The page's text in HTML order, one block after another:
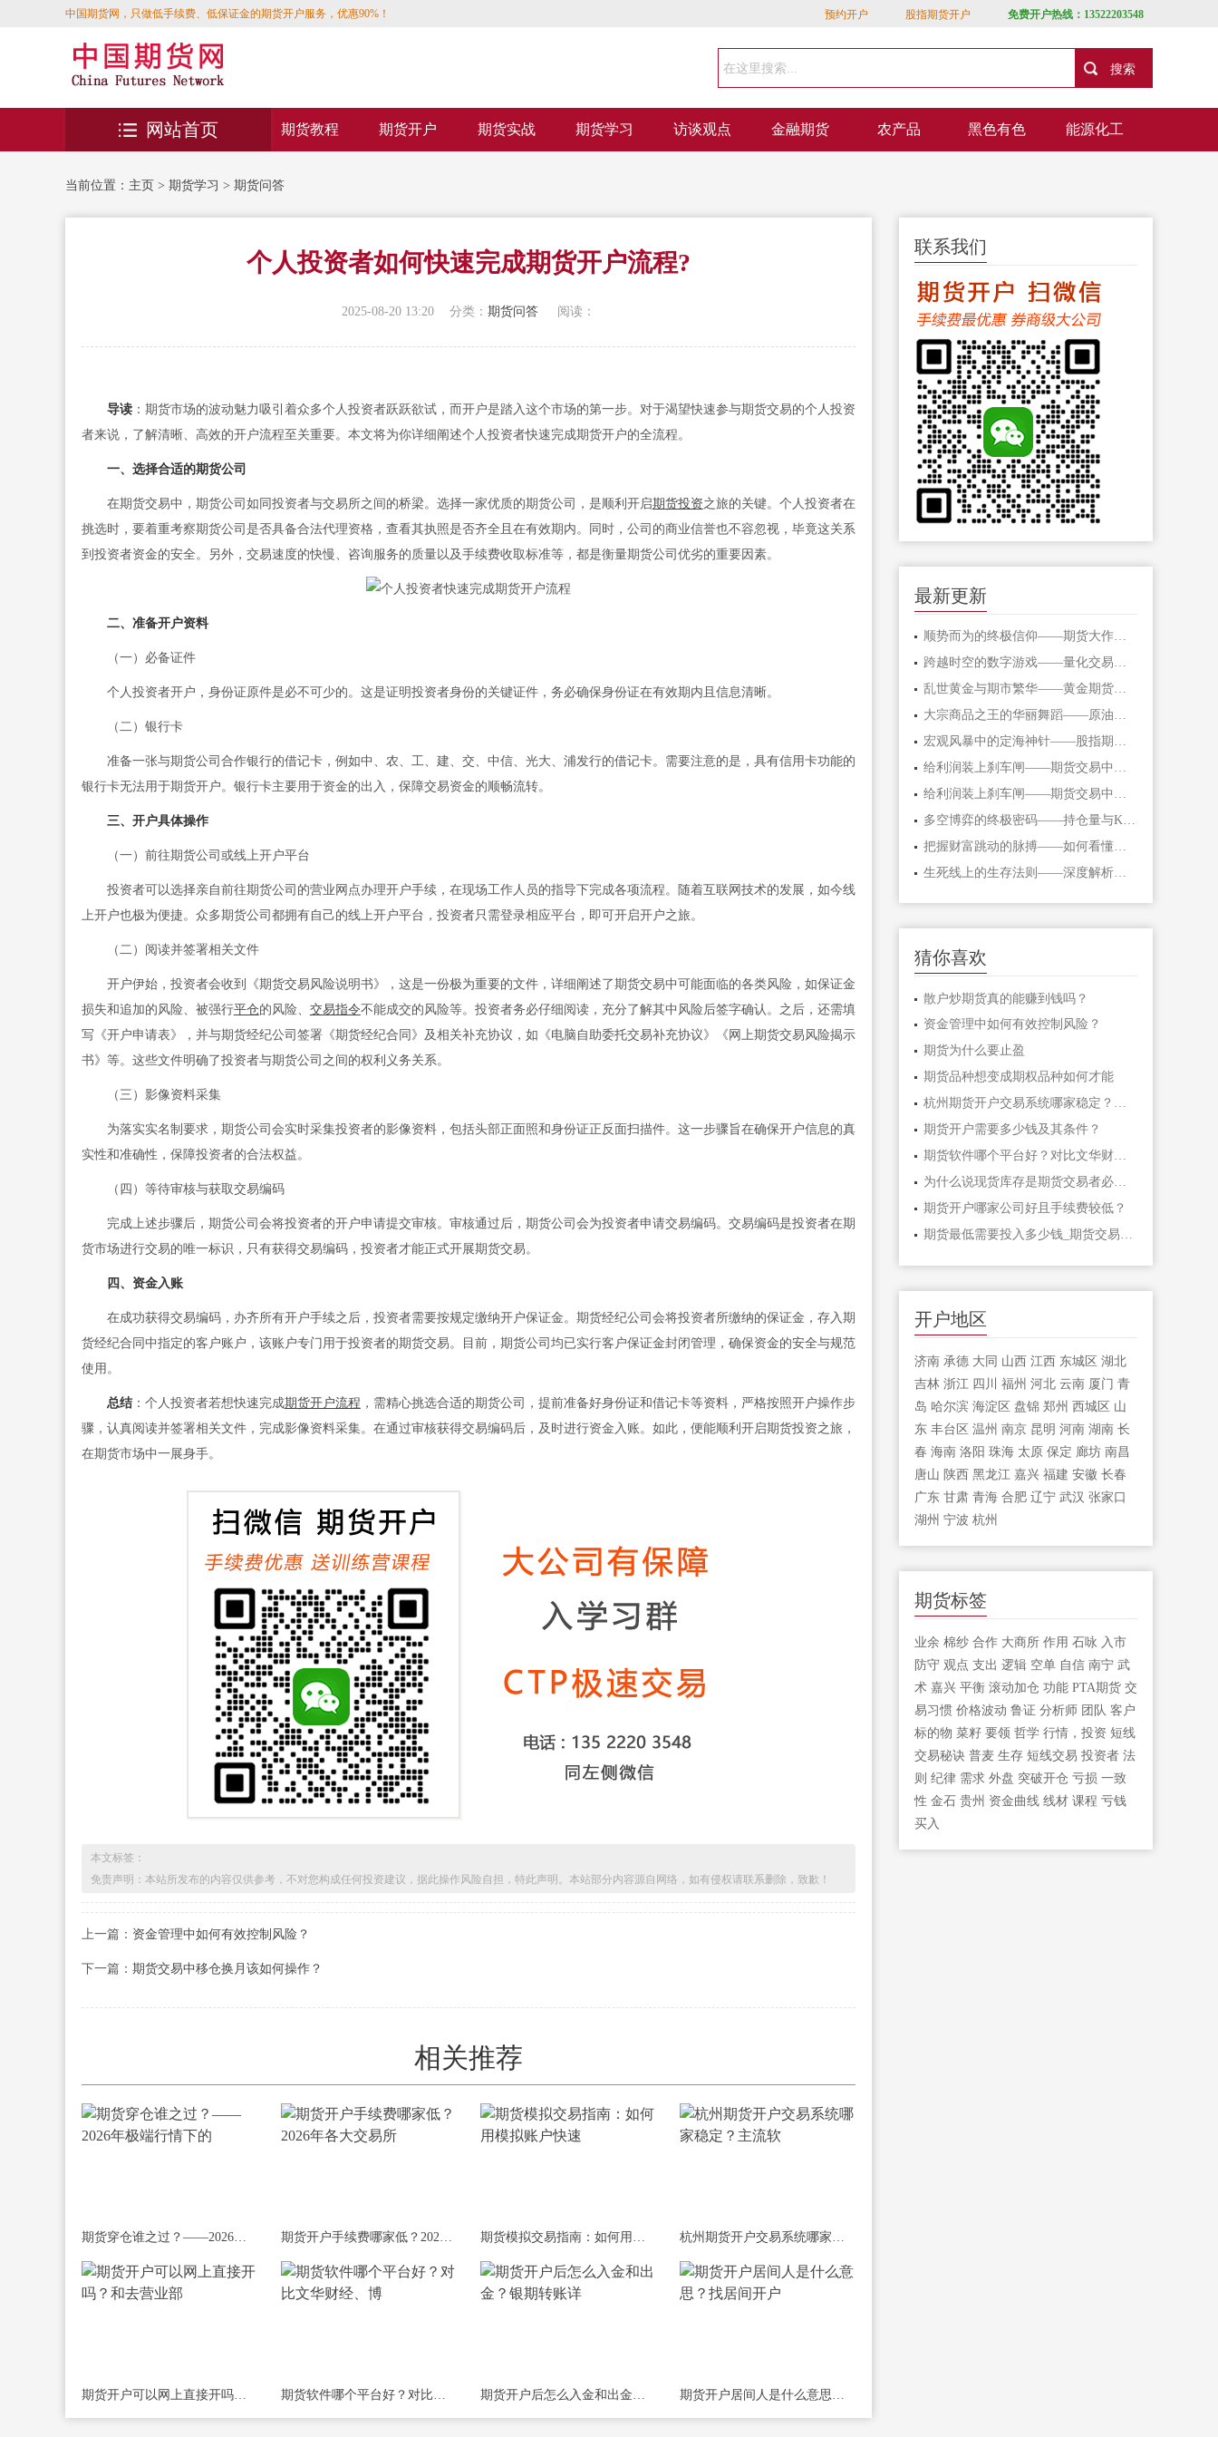
中国期货网，只做低手续费、低保证金的期货开户服务，优惠90%！ 预约开户 股指期货开户 免费开户热线：13522203548
期货教程 期货开户 期货实战 期货学习 访谈观点 金融期货 农产品 黑色有色 能源化工
网站首页
当前位置： 主页 > 期货学习 > 期货问答
个人投资者如何快速完成期货开户流程?
2025-08-20 13:20 分类： 期货问答 阅读：
导读：期货市场的波动魅力吸引着众多个人投资者跃跃欲试，而开户是踏入这个市场的第一步。对于渴望快速参与期货交易的个人投资
者来说，了解清晰、高效的开户流程至关重要。本文将为你详细阐述个人投资者快速完成期货开户的全流程。
一、选择合适的期货公司
在期货交易中，期货公司如同投资者与交易所之间的桥梁。选择一家优质的期货公司，是顺利开启期货投资之旅的关键。个人投资者在
挑选时，要着重考察期货公司是否具备合法代理资格，查看其执照是否齐全且在有效期内。同时，公司的商业信誉也不容忽视，毕竟这关系
到投资者资金的安全。另外，交易速度的快慢、咨询服务的质量以及手续费收取标准等，都是衡量期货公司优劣的重要因素。
二、准备开户资料
（一）必备证件
个人投资者开户，身份证原件是必不可少的。这是证明投资者身份的关键证件，务必确保身份证在有效期内且信息清晰。
（二）银行卡
准备一张与期货公司合作银行的借记卡，例如中、农、工、建、交、中信、光大、浦发行的借记卡。需要注意的是，具有信用卡功能的
银行卡无法用于期货开户。银行卡主要用于资金的出入，保障交易资金的顺畅流转。
三、开户具体操作
（一）前往期货公司或线上开户平台
投资者可以选择亲自前往期货公司的营业网点办理开户手续，在现场工作人员的指导下完成各项流程。随着互联网技术的发展，如今线
上开户也极为便捷。众多期货公司都拥有自己的线上开户平台，投资者只需登录相应平台，即可开启开户之旅。
（二）阅读并签署相关文件
开户伊始，投资者会收到《期货交易风险说明书》，这是一份极为重要的文件，详细阐述了期货交易中可能面临的各类风险，如保证金
损失和追加的风险、被强行平仓的风险、 交易指令不能成交的风险等。投资者务必仔细阅读，充分了解其中风险后签字确认。之后，还需填
写《开户申请表》，并与期货经纪公司签署《期货经纪合同》及相关补充协议，如《电脑自助委托交易补充协议》《网上期货交易风险揭示
书》等。这些文件明确了投资者与期货公司之间的权利义务关系。
（三）影像资料采集
为落实实名制要求，期货公司会实时采集投资者的影像资料，包括头部正面照和身份证正反面扫描件。这一步骤旨在确保开户信息的真
实性和准确性，保障投资者的合法权益。
（四）等待审核与获取交易编码
完成上述步骤后，期货公司会将投资者的开户申请提交审核。审核通过后，期货公司会为投资者申请交易编码。交易编码是投资者在期
货市场进行交易的唯一标识，只有获得交易编码，投资者才能正式开展期货交易。
四、资金入账
在成功获得交易编码，办齐所有开户手续之后，投资者需要按规定缴纳开户保证金。期货经纪公司会将投资者所缴纳的保证金，存入期
货经纪合同中指定的客户账户，该账户专门用于投资者的期货交易。目前，期货公司均已实行客户保证金封闭管理，确保资金的安全与规范
使用。
总结：个人投资者若想快速完成期货开户流程 ，需精心挑选合适的期货公司，提前准备好身份证和借记卡等资料，严格按照开户操作步
骤，认真阅读并签署相关文件，完成影像资料采集。在通过审核获得交易编码后，及时进行资金入账。如此，便能顺利开启期货投资之旅，
在期货市场中一展身手。
本文标签：
免责声明：本站所发布的内容仅供参考，不对您构成任何投资建议，据此操作风险自担，特此声明。本站部分内容源自网络，如有侵权请联系删除，致歉！
上一篇： 资金管理中如何有效控制风险？
下一篇： 期货交易中移仓换月该如何操作？
相关推荐
期货穿仓谁之过？——2026年极端行情下的
期货开户可以网上直接开吗？和去营业部
联系我们
最新更新
顺势而为的终极信仰——期货大作手的修
跨越时空的数字游戏——量化交易在期货
乱世黄金与期市繁华——黄金期货的避险
大宗商品之王的华丽舞蹈——原油期货的
宏观风暴中的定海神针——股指期货的对
给利润装上刹车闸——期货交易中不可逾
把握财富跳动的脉搏——如何看懂期货主
生死线上的生存法则——深度解析期货爆
猜你喜欢
散户炒期货真的能赚到钱吗？
资金管理中如何有效控制风险？
期货为什么要止盈
期货品种想变成期权品种如何才能
杭州期货开户交易系统哪家稳定？主流软
期货开户需要多少钱及其条件？
期货软件哪个平台好？对比文华财经、博
为什么说现货库存是期货交易者必须关注
期货开户哪家公司好且手续费较低？
开户地区
济南 承德 大同 山西 江西 东城区 湖北
吉林 浙江 四川 福州 河北 云南 厦门 青
岛 哈尔滨 海淀区 盘锦 郑州 西城区 山
东 丰台区 温州 南京 昆明 河南 湖南 长
春 海南 洛阳 珠海 太原 保定 廊坊 南昌
唐山 陕西 黑龙江 嘉兴 福建 安徽 长春
广东 甘肃 青海 合肥 辽宁 武汉 张家口
湖州 宁波 杭州
期货标签
业余 棉纱 合作 大商所 作用 石咏 入市
防守 观点 支出 逻辑 空单 自信 南宁 武
术 嘉兴 平衡 滚动加仓 功能 PTA期货 交
易习惯 价格波动 鲁证 分析师 团队 客户
标的物 菜籽 要领 哲学 行情，投资 短线
交易秘诀 普麦 生存 短线交易 投资者 法
则 纪律 需求 外盘 突破开仓 亏损 一致
性 金石 贵州 资金曲线 线材 课程 亏钱
买入